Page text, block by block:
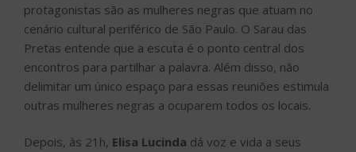
protagonistas são as mulheres negras que atuam no
cenário cultural periférico de São Paulo. O Sarau das
Pretas entende que a escuta é o ponto central dos
encontros para partilhar a palavra. Além disso, não
delimitar um único espaço para essas reuniões estimula
outras mulheres negras a ocuparem todos os locais.
Depois, às 21h, Elisa Lucinda dá voz e vida a seus